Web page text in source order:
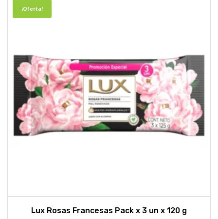
¡Oferta!
Lux Rosas Francesas Pack x 3 un x 120 g